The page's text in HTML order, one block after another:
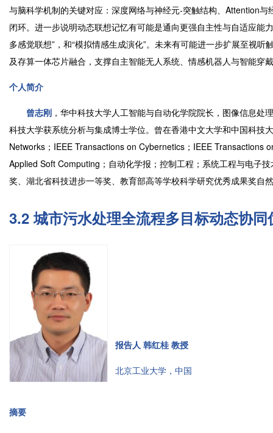
与脑科学机制的关键对应：深度网络与神经元-突触结构、Attention
闭环。进一步说明动态联想记忆有可能是通向更强自主性与自适应能
多感觉联想”，和“模拟情感生成演化”。未来有可能进一步扩展至视
及存算一体芯片融合，支撑自主智能无人系统、情感机器人与智能穿
个人简介
曾志刚 ，华中科技大学人工智能与自动化学院院长，图像信息
科技大学获系统分析与集成博士学位。曾在香港中文大学和中国科
Networks；IEEE Transactions on Cybernetics；IEEE
Applied Soft Computing；自动化学报；控制工程；系统工程与电子
奖、湖北省科技进步一等奖、教育部高等学校科学研究优秀成果奖自
3.2 城市污水处理全流程多目标动态协同
报告人 韩红桂 教授
北京工业大学，中国
摘要